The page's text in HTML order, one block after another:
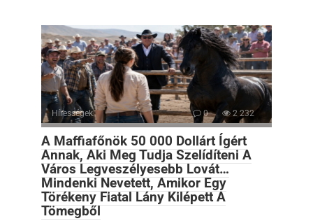
Hírességek 0 2 232
A Maffiafőnök 50 000 Dollárt Ígért
Annak, Aki Meg Tudja Szelídíteni A
Város Legveszélyesebb Lovát…
Mindenki Nevetett, Amikor Egy
Törékeny Fiatal Lány Kilépett A
Tömegből